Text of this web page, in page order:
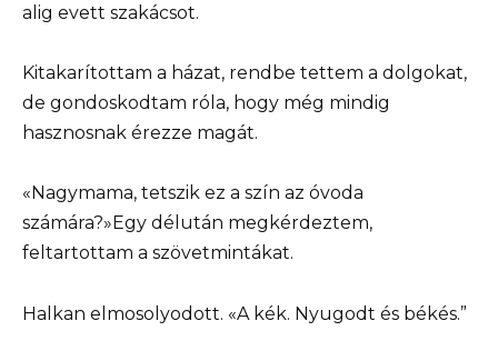
alig evett szakácsot.
Kitakarítottam a házat, rendbe tettem a dolgokat,
de gondoskodtam róla, hogy még mindig
hasznosnak érezze magát.
«Nagymama, tetszik ez a szín az óvoda
számára?»Egy délután megkérdeztem,
feltartottam a szövetmintákat.
Halkan elmosolyodott. «A kék. Nyugodt és békés.”